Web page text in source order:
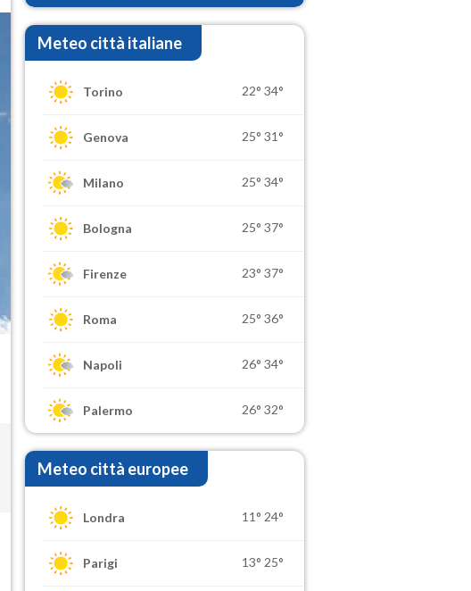
Meteo città italiane
Torino 22° 34°
Genova 25° 31°
Milano 25° 34°
Bologna 25° 37°
Firenze 23° 37°
Roma 25° 36°
Napoli 26° 34°
Palermo 26° 32°
Meteo città europee
Londra 11° 24°
Parigi 13° 25°